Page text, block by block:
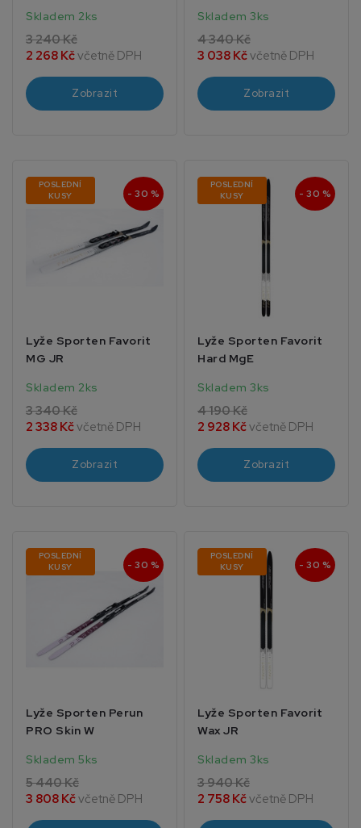
Skladem 2ks
3 240 Kč
2 268 Kčvčetně DPH
Zobrazit
Skladem 3ks
4 340 Kč
3 038 Kčvčetně DPH
Zobrazit
POSLEDNÍ
KUSY
- 30 %
Lyže Sporten Favorit
MG JR
Skladem 2ks
3 340 Kč
2 338 Kčvčetně DPH
Zobrazit
POSLEDNÍ
KUSY
- 30 %
Lyže Sporten Favorit
Hard MgE
Skladem 3ks
4 190 Kč
2 928 Kčvčetně DPH
Zobrazit
POSLEDNÍ
KUSY
- 30 %
Lyže Sporten Perun
PRO Skin W
Skladem 5ks
5 440 Kč
3 808 Kčvčetně DPH
POSLEDNÍ
KUSY
- 30 %
Lyže Sporten Favorit
Wax JR
Skladem 3ks
3 940 Kč
2 758 Kčvčetně DPH